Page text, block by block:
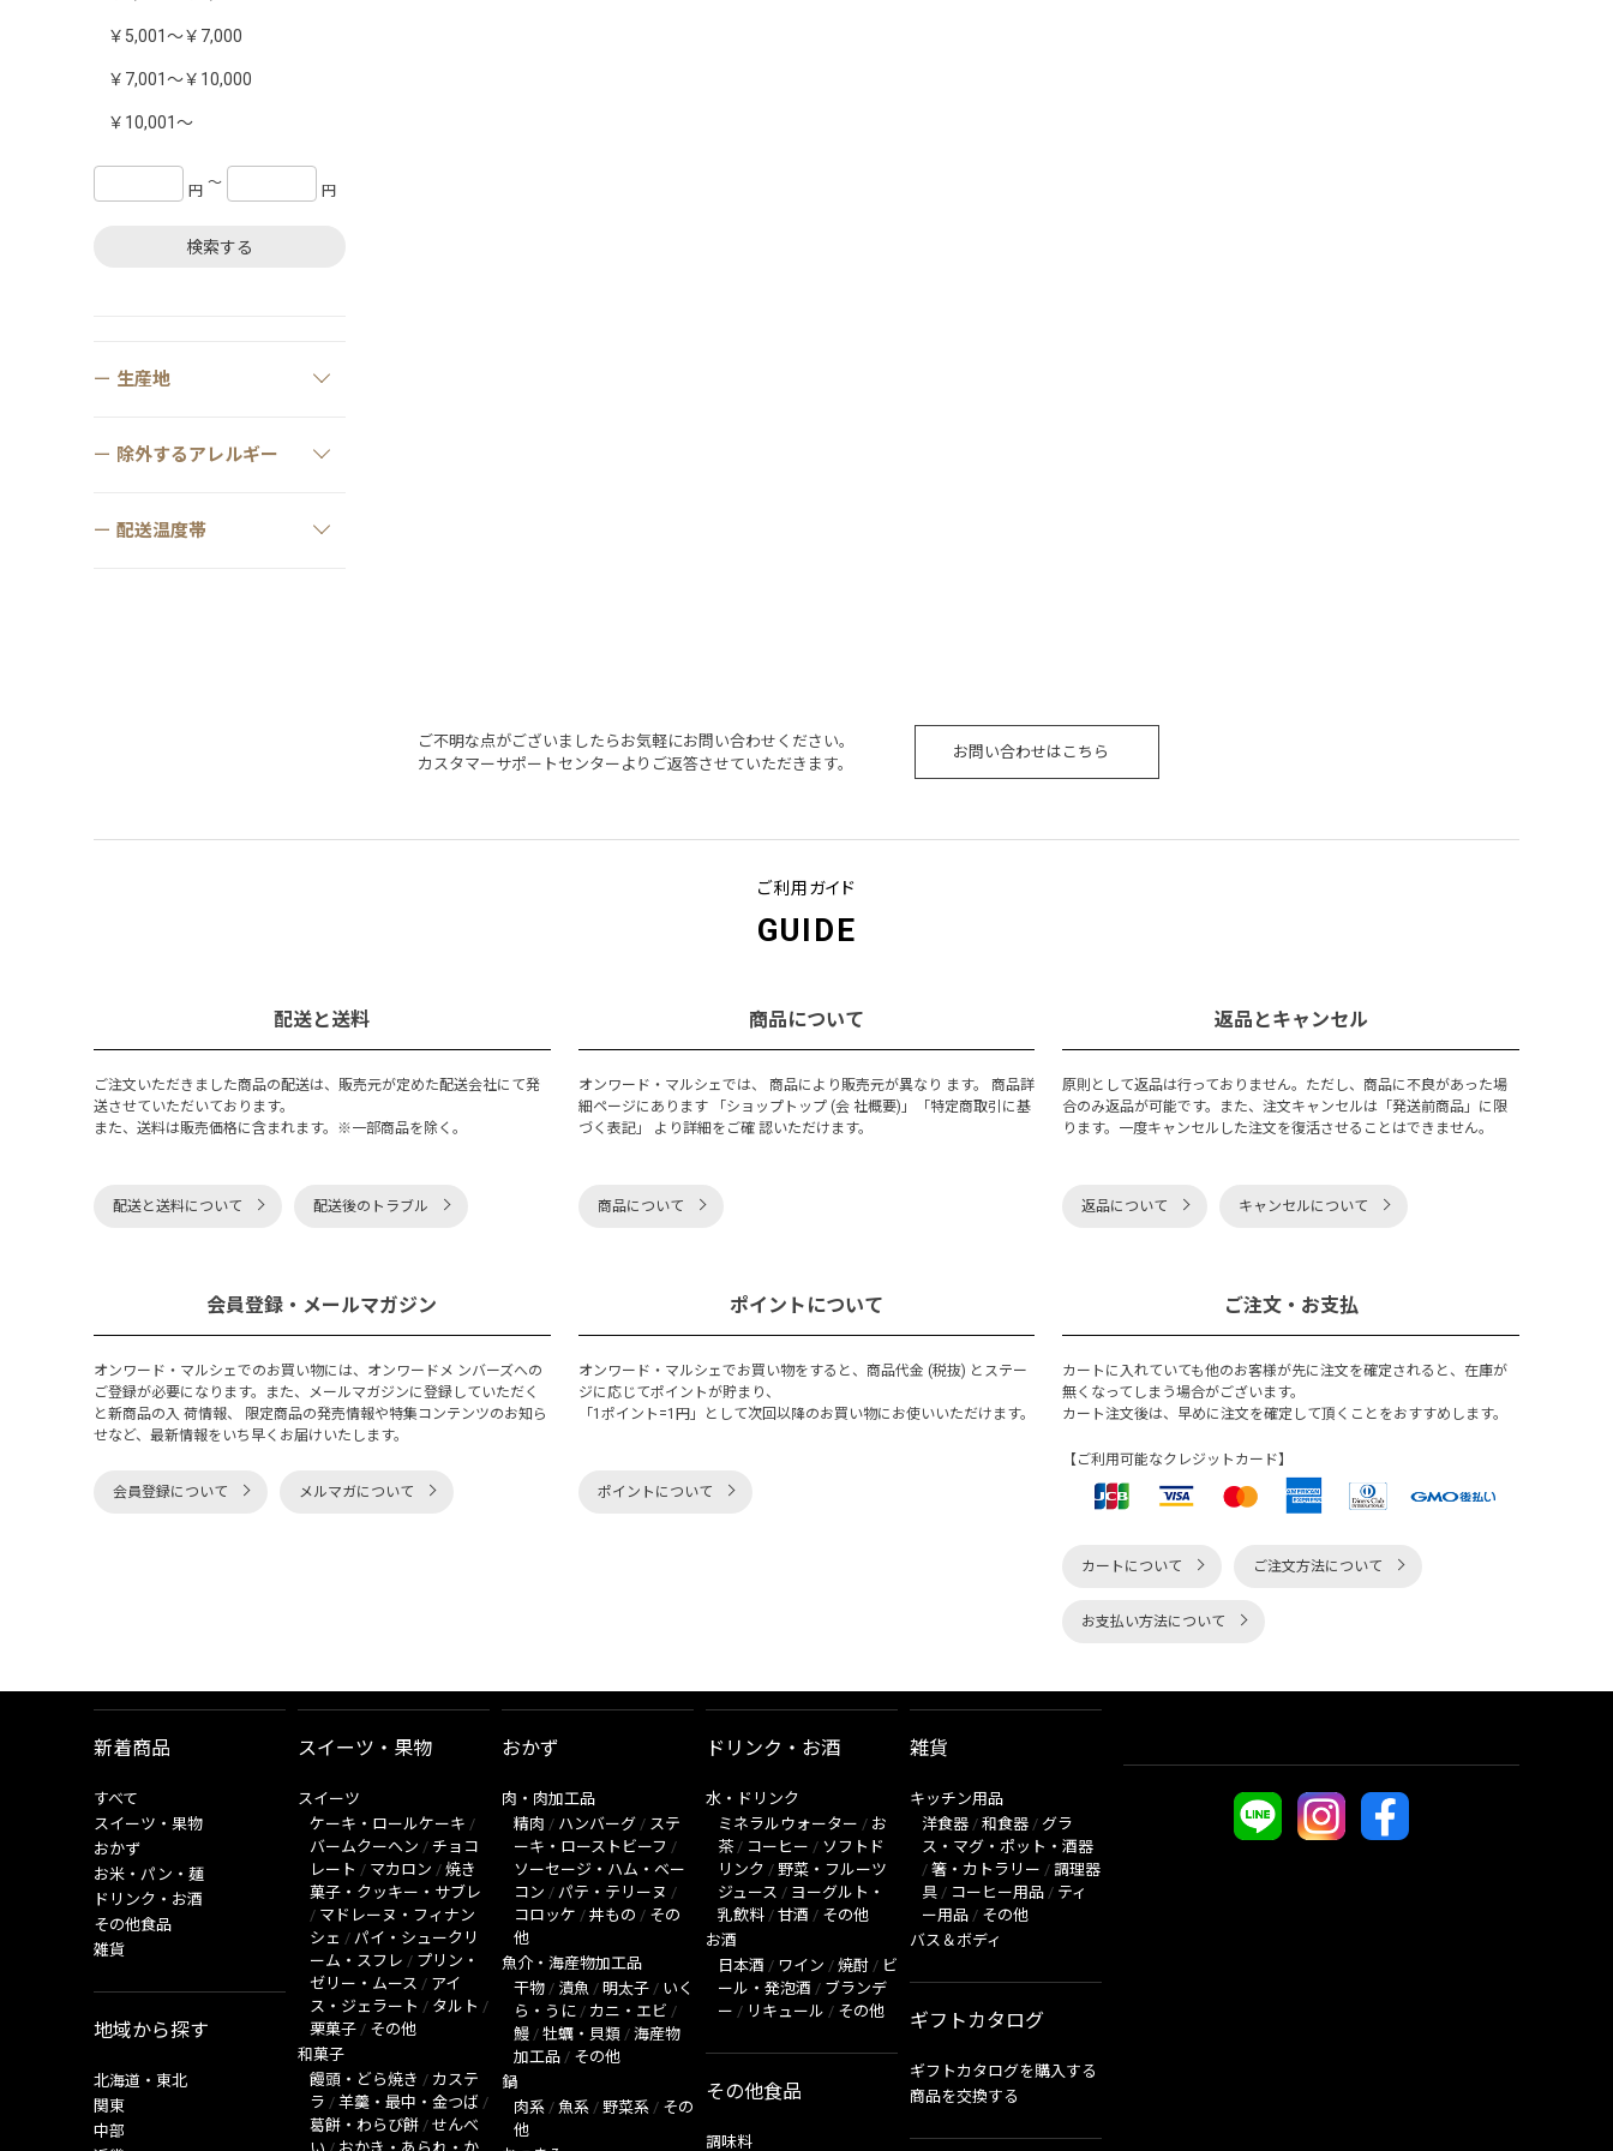
￥5,001～￥7,000
￥7,001～￥10,000
￥10,001～
円 〜 円
検索する
生産地
除外するアレルギー
配送温度帯
ご不明な点がございましたらお気軽にお問い合わせください。
カスタマーサポートセンターよりご返答させていただきます。
お問い合わせはこちら
ご利用ガイド
GUIDE
配送と送料
ご注文いただきました商品の配送は、販売元が定めた配送会社にて発
送させていただいております。
また、送料は販売価格に含まれます。※一部商品を除く。
配送と送料について 配送後のトラブル
商品について
オンワード・マルシェでは、 商品により販売元が異なり ます。 商品詳
細ページにあります 「ショップトップ (会 社概要)」「特定商取引に基
づく表記」 より詳細をご確 認いただけます。
商品について
返品とキャンセル
原則として返品は行っておりません。ただし、商品に不良があった場
合のみ返品が可能です。また、注文キャンセルは「発送前商品」に限
ります。一度キャンセルした注文を復活させることはできません。
返品について キャンセルについて
会員登録・メールマガジン
オンワード・マルシェでのお買い物には、オンワードメ ンバーズへの
ご登録が必要になります。また、メールマガジンに登録していただく
と新商品の入 荷情報、 限定商品の発売情報や特集コンテンツのお知ら
せなど、最新情報をいち早くお届けいたします。
会員登録について メルマガについて
ポイントについて
オンワード・マルシェでお買い物をすると、商品代金 (税抜) とステー
ジに応じてポイントが貯まり、
「1ポイント=1円」として次回以降のお買い物にお使いいただけます。
ポイントについて
ご注文・お支払
カートに入れていても他のお客様が先に注文を確定されると、在庫が
無くなってしまう場合がございます。
カート注文後は、早めに注文を確定して頂くことをおすすめします。
【ご利用可能なクレジットカード】
カートについて ご注文方法について
お支払い方法について
新着商品
すべて
スイーツ・果物
おかず
お米・パン・麺
ドリンク・お酒
その他食品
雑貨
地域から探す
北海道・東北
関東
中部
スイーツ・果物
スイーツ
ケーキ・ロールケーキ /
バームクーヘン / チョコ
レート / マカロン / 焼き
菓子・クッキー・サブレ
/ マドレーヌ・フィナン
シェ / パイ・シュークリ
ーム・スフレ / プリン・
ゼリー・ムース / アイ
ス・ジェラート / タルト /
栗菓子 / その他
和菓子
饅頭・どら焼き / カステ
ラ / 羊羹・最中・金つば /
葛餅・わらび餅 / せんべ
おかず
肉・肉加工品
精肉 / ハンバーグ / ステ
ーキ・ローストビーフ /
ソーセージ・ハム・ベー
コン / パテ・テリーヌ /
コロッケ / 丼もの / その
他
魚介・海産物加工品
干物 / 漬魚 / 明太子 / いく
ら・うに / カニ・エビ /
鰻 / 牡蠣・貝類 / 海産物
加工品 / その他
鍋
肉系 / 魚系 / 野菜系 / その
他
ドリンク・お酒
水・ドリンク
ミネラルウォーター / お
茶 / コーヒー / ソフトド
リンク / 野菜・フルーツ
ジュース / ヨーグルト・
乳飲料 / 甘酒 / その他
お酒
日本酒 / ワイン / 焼酎 / ビ
ール・発泡酒 / ブランデ
ー / リキュール / その他
その他食品
調味料
雑貨
キッチン用品
洋食器 / 和食器 / グラ
ス・マグ・ポット・酒器
/ 箸・カトラリー / 調理器
具 / コーヒー用品 / ティ
ー用品 / その他
バス＆ボディ
ギフトカタログ
ギフトカタログを購入する
商品を交換する